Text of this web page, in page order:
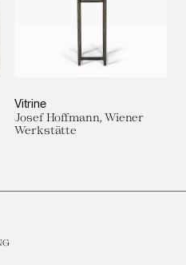
Vitrine
Josef Hoffmann, Wiener
Werkstätte